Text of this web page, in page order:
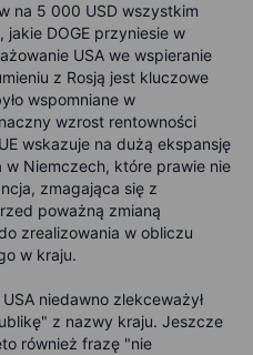
na 5 000 USD wszystkim
DOGE przyniesie w
USA we wspieranie
z Rosją jest kluczowe
wspomniane w
wzrost rentowności
wskazuje na dużą ekspansję
w Niemczech, które prawie nie
zmagająca się z
poważną zmianą
zrealizowania w obliczu
w kraju.
niedawno zlekceważył
z nazwy kraju. Jeszcze
również frazę "nie